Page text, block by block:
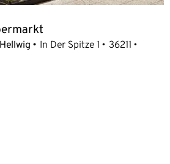
In Der Spitze 1
36211